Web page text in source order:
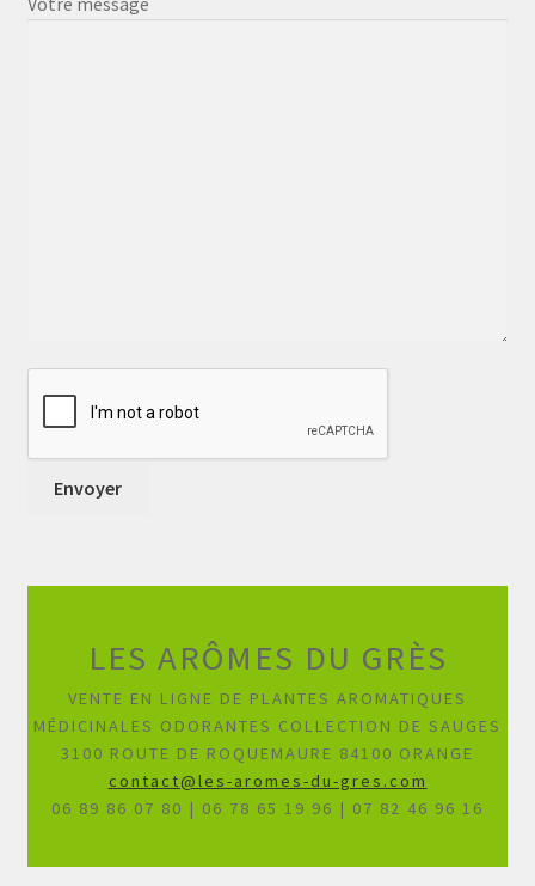
LES ARÔMES DU GRÈS
VENTE EN LIGNE DE PLANTES AROMATIQUES
MÉDICINALES ODORANTES COLLECTION DE SAUGES
3100 ROUTE DE ROQUEMAURE 84100 ORANGE
contact@les-aromes-du-gres.com
06 89 86 07 80 | 06 78 65 19 96 | 07 82 46 96 16